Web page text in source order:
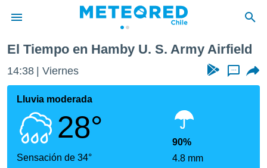
de
por
se
calidad.
a este
las
El Tiempo en Hamby U. S. Army Airfield
14:38 Viernes ...
Lluvia moderada
28°
Sensación de 34°
90%
4.8 mm